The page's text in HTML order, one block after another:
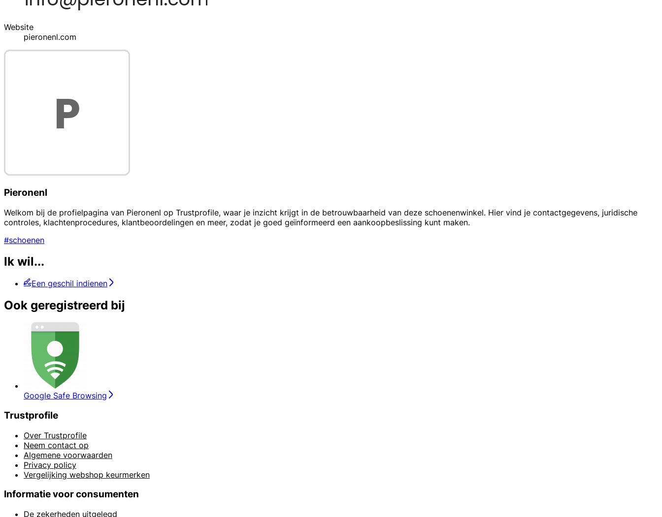
Website
pieronenl.com
Pieronenl
Welkom bij de profielpagina van Pieronenl op Trustprofile, waar je inzicht krijgt in de betrouwbaarheid van deze schoenenwinkel. Hier vind je contactgegevens, juridische
controles, klachtenprocedures, klantbeoordelingen en meer, zodat je goed geïnformeerd een aankoopbeslissing kunt maken.
#schoenen
Ik wil...
Een geschil indienen
Ook geregistreerd bij
Google Safe Browsing
Trustprofile
Over Trustprofile
Neem contact op
Algemene voorwaarden
Privacy policy
Vergelijking webshop keurmerken
Informatie voor consumenten
De zekerheden uitgelegd